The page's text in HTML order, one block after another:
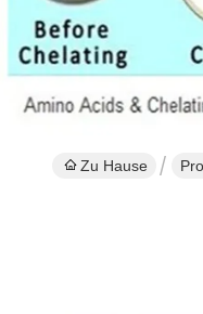
Zu Hause